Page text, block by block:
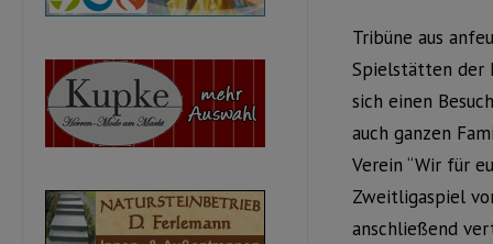
Tribüne aus
Spielstätten der
sich einen
auch ganzen
Verein “Wir für
Zweitligaspiel
anschließend